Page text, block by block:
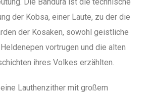
der Kobsa, einer Laute, zu der die
der Kosaken, sowohl geistliche
vortrugen und die alten
ihres Volkes erzählten.
Lauthenzither mit großem